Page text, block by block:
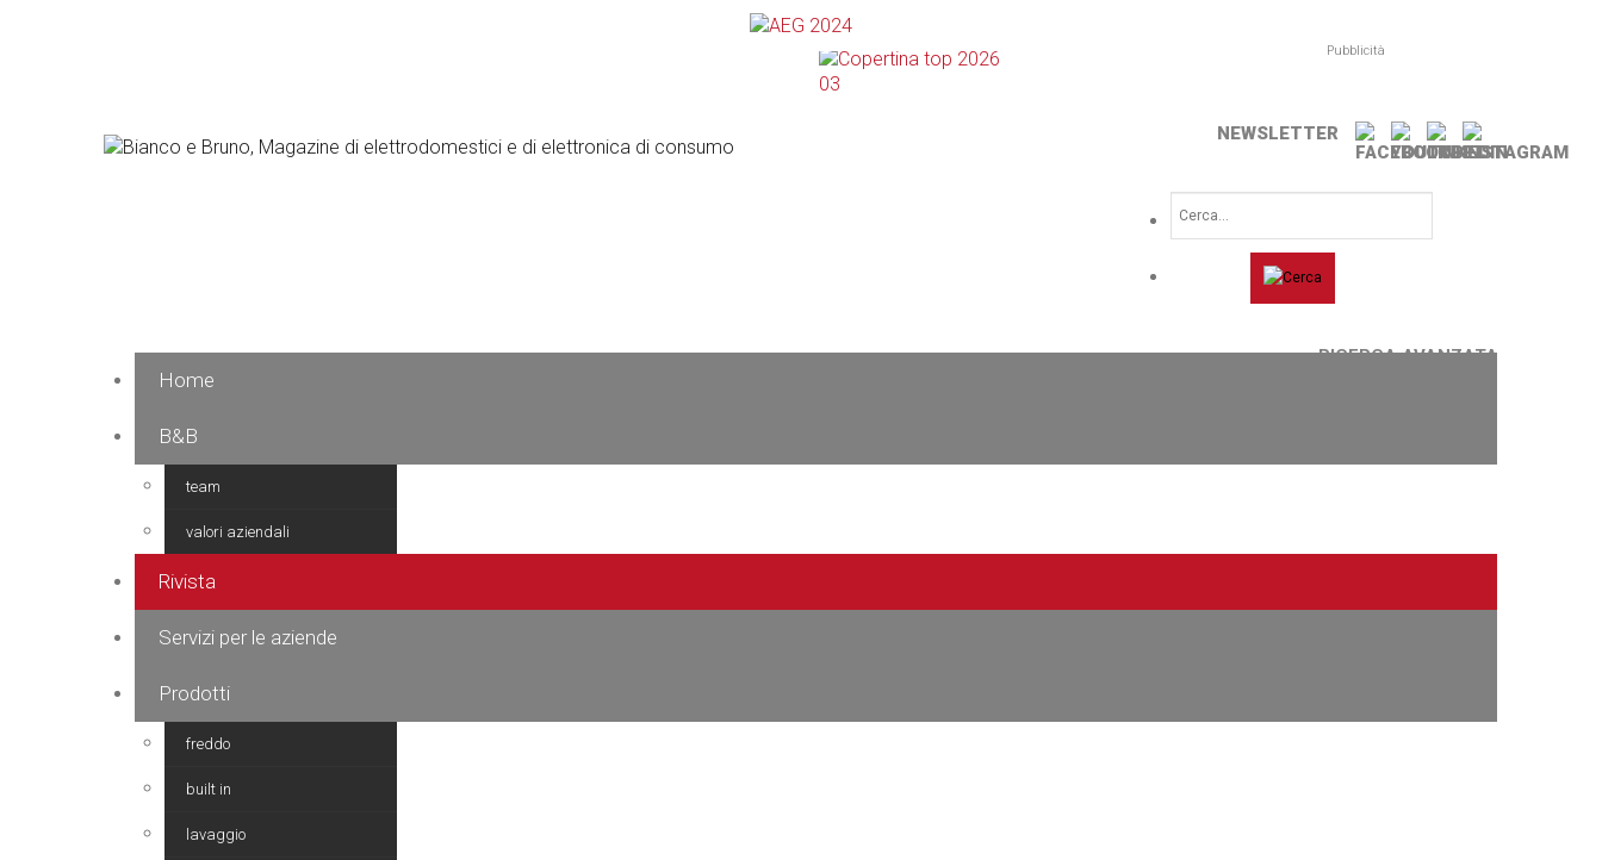
Pubblicità
NEWSLETTER
RICERCA AVANZATA
Home
B&B
team
valori aziendali
Rivista
Servizi per le aziende
Prodotti
freddo
built in
lavaggio